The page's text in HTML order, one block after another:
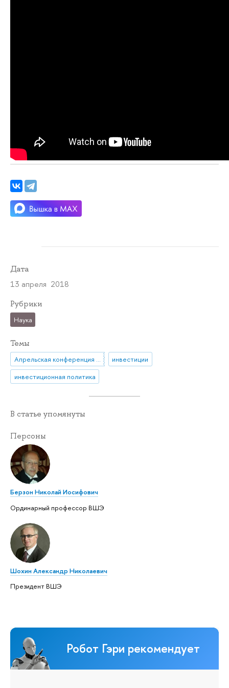
Дата
13 апреля 2018
Рубрики
Наука
Темы
Апрельская конференция ВШЭ
инвестиции
инвестиционная политика
В статье упомянуты
Персоны
Берзон Николай Иосифович
Ординарный профессор ВШЭ
Шохин Александр Николаевич
Президент ВШЭ
Робот Гэри рекомендует